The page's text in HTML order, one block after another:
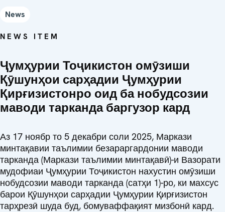
News
NEWS ITEM
Ҷумҳурии Тоҷикистон омӯзиши
Қӯшунҳои сарҳадии Ҷумҳурии
Қирғизистонро оид ба нобудсозии
маводи тарканда баргузор кард
Аз 17 ноябр то 5 декабри соли 2025, Маркази
минтақавии таълимии безараргардонии маводи
тарканда (Маркази таълимии минтақавӣ)-и Вазорати
мудофиаи Ҷумҳурии Тоҷикистон нахустин омӯзиши
нобудсозии маводи тарканда (сатҳи 1)-ро, ки махсус
барои Қӯшунҳои сарҳадии Ҷумҳурии Қирғизистон
тарҳрезӣ шуда буд, бомуваффақият мизбонӣ кард.